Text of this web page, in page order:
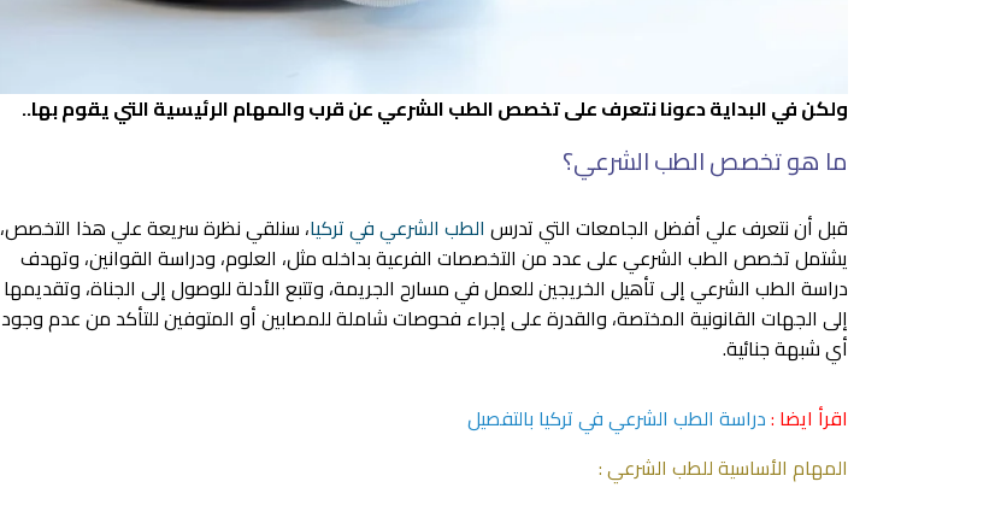
ولكن في البداية دعونا نتعرف على تخصص الطب الشرعي عن قرب والمهام الرئيسية التي يقوم بها..
ما هو تخصص الطب الشرعي؟
قبل أن نتعرف علي أفضل الجامعات التي تدرس الطب الشرعي في تركيا، سنلقي نظرة سريعة علي هذا التخصص،
يشتمل تخصص الطب الشرعي على عدد من التخصصات الفرعية بداخله مثل، العلوم، ودراسة القوانين، وتهدف
دراسة الطب الشرعي إلى تأهيل الخريجين للعمل في مسارح الجريمة، وتتبع الأدلة للوصول إلى الجناة، وتقديمها
إلى الجهات القانونية المختصة، والقدرة على إجراء فحوصات شاملة للمصابين أو المتوفين للتأكد من عدم وجود
أي شبهة جنائية.
اقرأ ايضا :دراسة الطب الشرعي في تركيا بالتفصيل
المهام الأساسية للطب الشرعي :